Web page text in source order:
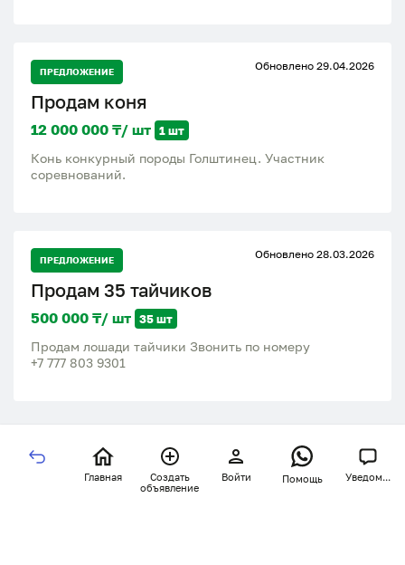
ПРЕДЛОЖЕНИЕ Обновлено 29.04.2026
Продам коня
12 000 000 ₸/ шт 1 шт
Конь конкурный породы Голштинец. Участник
соревнований.
ПРЕДЛОЖЕНИЕ Обновлено 28.03.2026
Продам 35 тайчиков
500 000 ₸/ шт 35 шт
Продам лошади тайчики Звонить по номеру
Главная
Создать
объявление
Войти Помощь Уведом...